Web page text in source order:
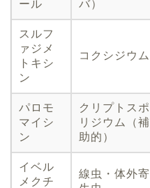
ール
バ）
スルフ
ァジメ
トキシ
ン
コクシジウム
パロモ
マイシ
ン
クリプトスポ
リジウム（補
助的）
イベル
メクチ
線虫・体外寄